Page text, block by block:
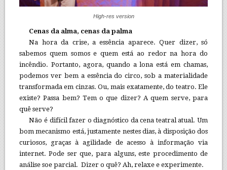
High-res version
Cenas da alma, cenas da palma
Na hora da crise, a essência aparece. Quer dizer, só
sabemos quem somos e quem está ao redor na hora do
incêndio. Portanto, agora, quando a lona está em chamas,
podemos ver bem a essência do circo, sob a materialidade
transformada em cinzas. Ou, mais exatamente, do teatro. Ele
existe? Passa bem? Tem o que dizer? A quem serve, para
quê serve?
Não é difícil fazer o diagnóstico da cena teatral atual. Um
bom mecanismo está, justamente nestes dias, à disposição dos
curiosos, graças à agilidade de acesso à informação via
internet. Pode ser que, para alguns, este procedimento de
análise soe parcial. Dizer o quê? Ah, relaxe e experimente.